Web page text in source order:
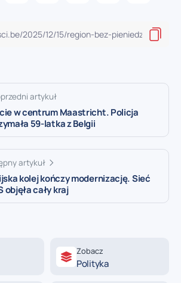
artykuł
w centrum Maastricht. Policja
59-latka z Belgii
artykuł
kolej kończy modernizację. Sieć
objęła cały kraj
Zobacz
Polityka